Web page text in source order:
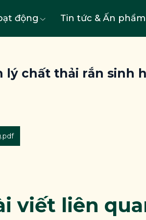
động Tin tức & Ấn phẩm
chất thải rắn sinh
viết liên